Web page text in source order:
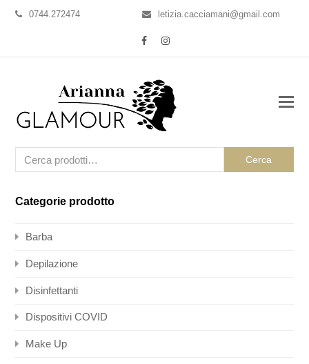
0744.272474 letizia.cacciamani@gmail.com
FacebookInstagram
Cerca
Categorie prodotto
Barba
Depilazione
Disinfettanti
Dispositivi COVID
Make Up